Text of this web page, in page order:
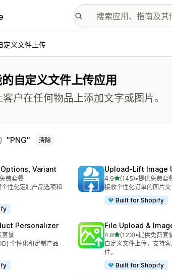
定义文件上传
自定义文件上传应用
户在任何物品上添加文字或图片。
PNG 清除
Variant
费套餐
性化定制产品选项和
Upload‑Lift Image
4.9星（满分 5 星）
(145)
总共 145 条评论
•提供免费套
接收个性化订单的图片文
Built for Shopify
Personalizer
套餐
个性化和定制产品
File Upload &
4.8星（满分 5 星）
(123)
总共 123 条评论
•提供免费套
自定义文件上传，支持
件。
Built for Shopify